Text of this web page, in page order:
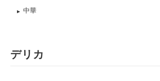
中華
デリカ